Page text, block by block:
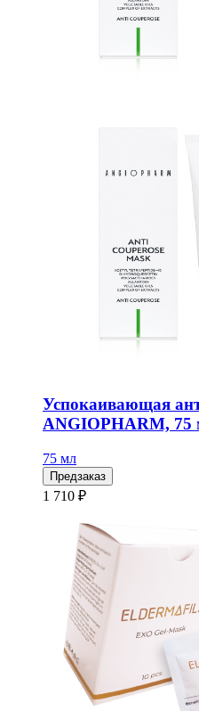
Успокаивающая
ANGIOPHARM, 75
75 мл
Предзаказ
1 710 ₽